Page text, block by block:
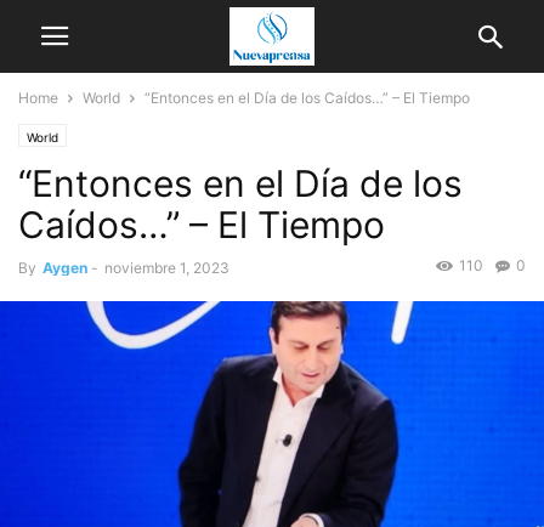
Home World “Entonces en el Día de los Caídos…” – El Tiempo
World
“Entonces en el Día de los
Caídos…” – El Tiempo
By Aygen - noviembre 1, 2023 0
110